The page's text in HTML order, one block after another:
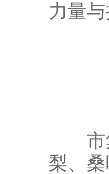
力量与
市集
梨、